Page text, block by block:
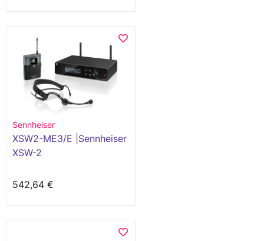
Sennheiser
XSW2-ME3/E |Sennheiser
XSW-2
542,64 €